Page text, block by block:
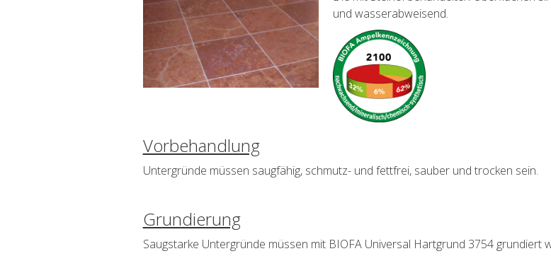
und wasserabweisend.
Vorbehandlung
Untergründe müssen saugfähig, schmutz- und fettfrei, sauber und trocken sein.
Grundierung
Saugstarke Untergründe müssen mit BIOFA Universal Hartgrund 3754 grundiert